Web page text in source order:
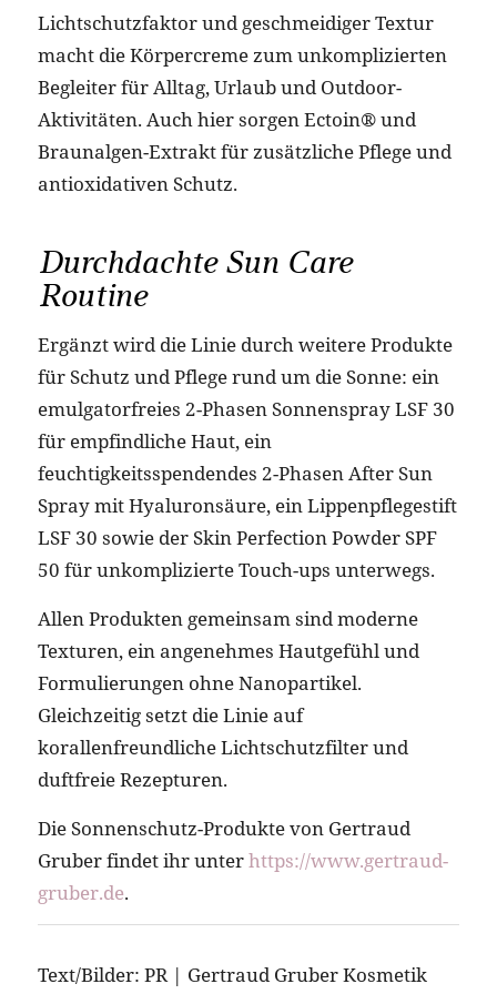
Lichtschutzfaktor und geschmeidiger Textur
macht die Körpercreme zum unkomplizierten
Begleiter für Alltag, Urlaub und Outdoor-
Aktivitäten. Auch hier sorgen Ectoin® und
Braunalgen-Extrakt für zusätzliche Pflege und
antioxidativen Schutz.
Durchdachte Sun Care
Routine
Ergänzt wird die Linie durch weitere Produkte
für Schutz und Pflege rund um die Sonne: ein
emulgatorfreies 2-Phasen Sonnenspray LSF 30
für empfindliche Haut, ein
feuchtigkeitsspendendes 2-Phasen After Sun
Spray mit Hyaluronsäure, ein Lippenpflegestift
LSF 30 sowie der Skin Perfection Powder SPF
50 für unkomplizierte Touch-ups unterwegs.
Allen Produkten gemeinsam sind moderne
Texturen, ein angenehmes Hautgefühl und
Formulierungen ohne Nanopartikel.
Gleichzeitig setzt die Linie auf
korallenfreundliche Lichtschutzfilter und
duftfreie Rezepturen.
Die Sonnenschutz-Produkte von Gertraud
Gruber findet ihr unterhttps://www.gertraud-
gruber.de.
Text/Bilder: PR | Gertraud Gruber Kosmetik